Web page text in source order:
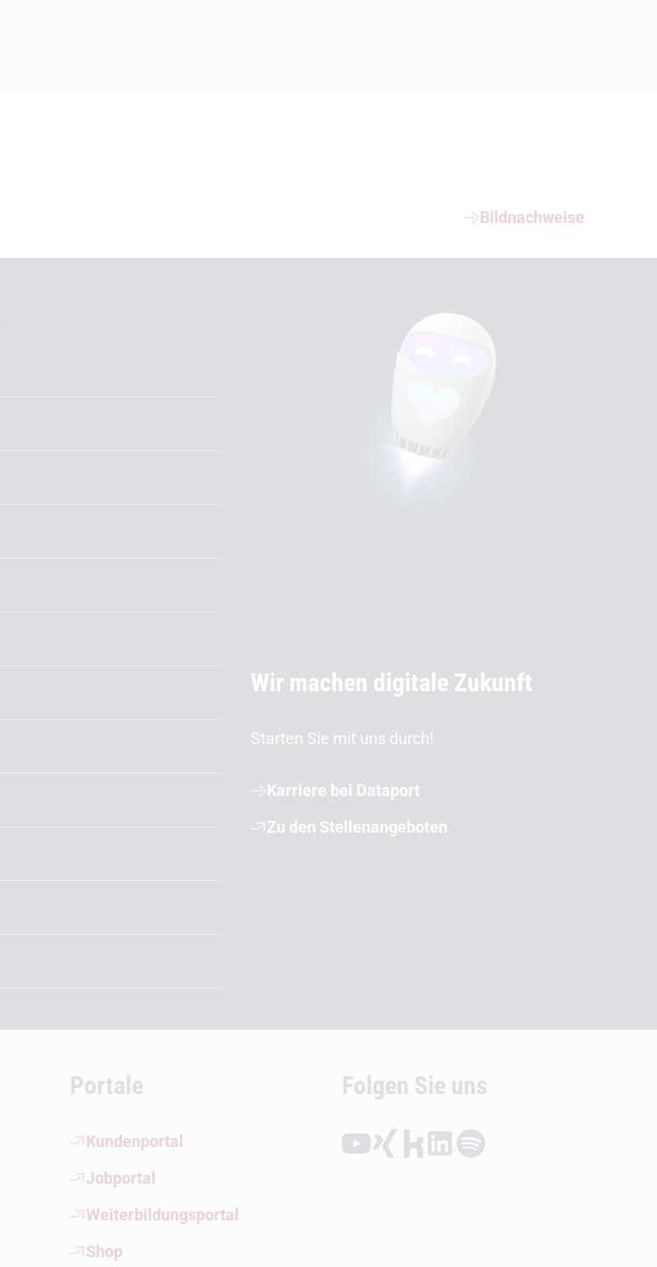
Bildnachweise
Wir machen digitale Zukunft
Starten Sie mit uns durch!
Karriere bei Dataport
Zu den Stellenangeboten
Portale
Kundenportal
(Öffnet externen Link)
Jobportal
(Öffnet externen Link)
Weiterbildungsportal
(Öffnet externen Link)
Shop
(Öffnet externen Link)
Folgen Sie uns
Folgen auf YouTube (Öffnet externen Link)
Folgen auf Xing (Öffnet externen Link)
Folgen auf Kununu (Öffnet externen
Folgen auf LinkedIn (Öffnet
Folgen auf Spotify (Öffnet